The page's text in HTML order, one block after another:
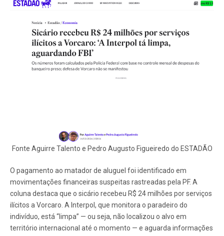
Fonte Aguirre Talento e Pedro Augusto Figueiredo do ESTADÃO
O pagamento ao matador de aluguel foi identificado em
movimentações financeiras suspeitas rastreadas pela PF. A
coluna destaca que o sicário recebeu R$ 24 milhões por serviços
ilícitos a Vorcaro. A Interpol, que monitora o paradeiro do
indivíduo, está “limpa” — ou seja, não localizou o alvo em
território internacional até o momento — e aguarda informações